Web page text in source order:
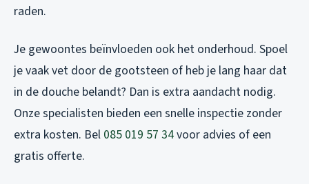
raden.
Je gewoontes beïnvloeden ook het onderhoud. Spoel
je vaak vet door de gootsteen of heb je lang haar dat
in de douche belandt? Dan is extra aandacht nodig.
Onze specialisten bieden een snelle inspectie zonder
extra kosten. Bel 085 019 57 34voor advies of een
gratis offerte.